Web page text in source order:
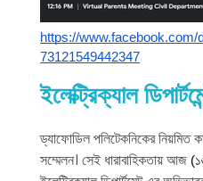
https://
73121549442347
ইলেক্ট্রিক্যাল
ড্যাফোডিল পলিটেকনিকের নিয়মিত
সম্মেলন। সেই ধারাবাহিকতায় আজ